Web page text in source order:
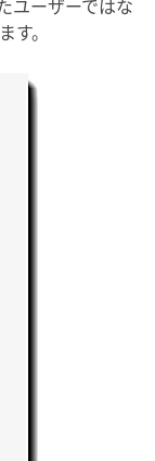
。